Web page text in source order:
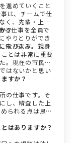
進めていくこと
は、チームで仕
く、先輩・上司
る仕事を全員で
やりとりができ
なります。
？
飛び込み、親身
とは非常に重要
。現在の市民対
はないかと思い
すか？
の仕事です。そ
し、精査した上
られる点は思っ
はありますか？